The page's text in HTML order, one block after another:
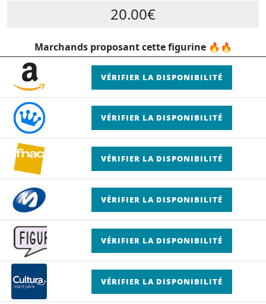
20.00€
Marchands proposant cette figurine 🔥🔥
VÉRIFIER LA DISPONIBILITÉ
VÉRIFIER LA DISPONIBILITÉ
VÉRIFIER LA DISPONIBILITÉ
VÉRIFIER LA DISPONIBILITÉ
VÉRIFIER LA DISPONIBILITÉ
VÉRIFIER LA DISPONIBILITÉ